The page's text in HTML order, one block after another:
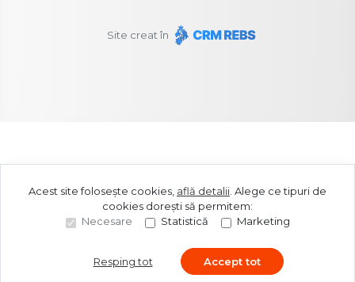
Site creat în
Acest site folosește cookies, află detalii Alege ce tipuri de
cookies dorești să permitem:
Necesare
Statistică Marketing
Resping tot Accept tot